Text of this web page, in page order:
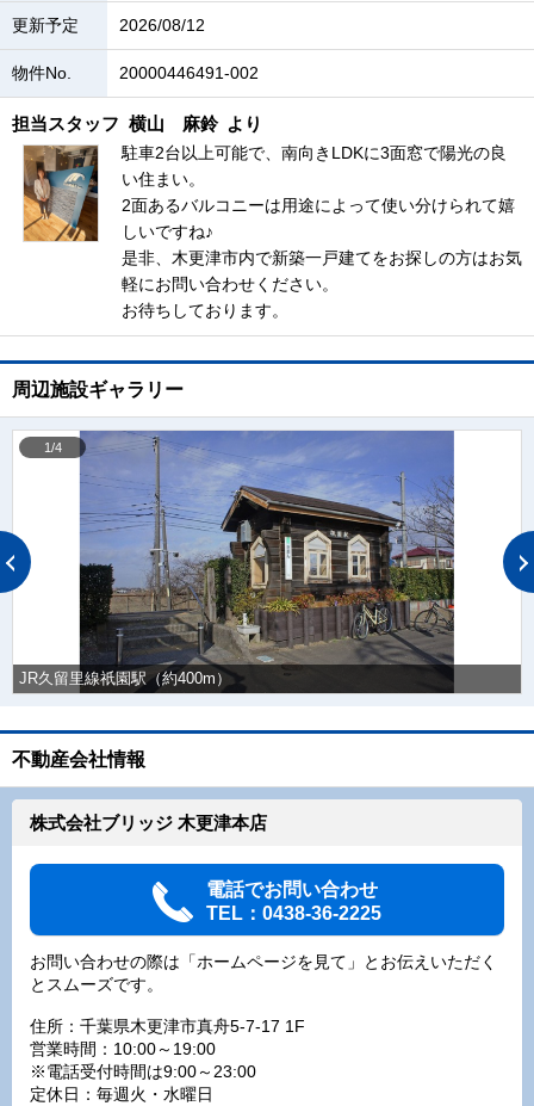
更新予定 2026/08/12
物件No. 20000446491-002
担当スタッフ 横山 麻鈴 より
駐車2台以上可能で、南向きLDKに3面窓で陽光の良
い住まい。
2面あるバルコニーは用途によって使い分けられて嬉
しいですね♪
是非、木更津市内で新築一戸建てをお探しの方はお気
軽にお問い合わせください。
お待ちしております。
周辺施設ギャラリー
JR久留里線祇園駅（約400m）
1/4
不動産会社情報
株式会社ブリッジ 木更津本店
電話でお問い合わせ
TEL：0438-36-2225
お問い合わせの際は「ホームページを見て」とお伝えいただく
とスムーズです。
住所：千葉県木更津市真舟5-7-17 1F
営業時間：10:00～19:00
※電話受付時間は9:00～23:00
定休日：毎週火・水曜日